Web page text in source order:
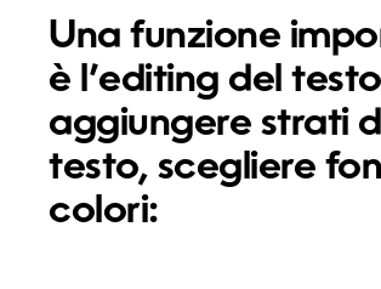
Una funzione
è l’editing del
aggiungere strati
testo, scegliere
colori: